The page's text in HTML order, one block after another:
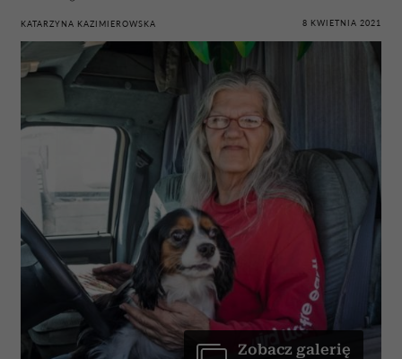
KATARZYNA KAZIMIEROWSKA 8 KWIETNIA 2021
Zobacz galerię